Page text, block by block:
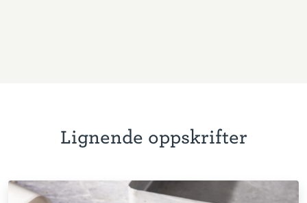
Lignende oppskrifter